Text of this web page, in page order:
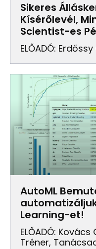
Sikeres
Kísérőlevél,
Scientist-es
ELŐADÓ:
AutoML
Learning-et!
ELŐADÓ:
Tréner,